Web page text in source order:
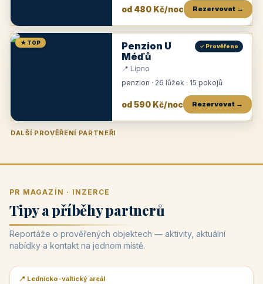
od 480 Kč/noc Rezervovat →
★ TOP
Penzion U
Méďů
✓ Prověřeno
📍 Lipno
penzion · 26 lůžek · 15 pokojů
od 590 Kč/noc Rezervovat →
DALŠÍ PROVĚŘENÍ PARTNEŘI
Penzion U Zámku Pension Faber
PR MAGAZÍN · INZERCE
Tipy a příběhy partnerů
Reportáže o prověřených objektech — aktivity, aktuální
nabídky a kontakt na jednom místě.
📰 PR článek
📍 Lednicko-valtický areál